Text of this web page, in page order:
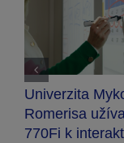
Univerzita
Romerisa
770Fi k